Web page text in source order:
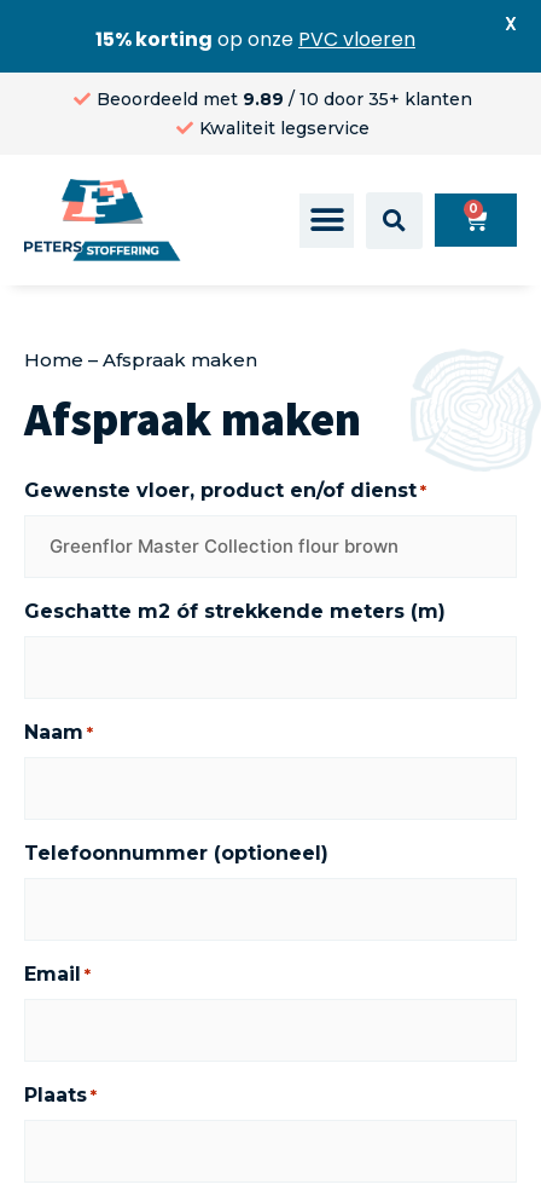
Beoordeeld met 9.89 / 10 door 35+ klanten
Kwaliteit legservice
0
Home – Afspraak maken
Afspraak maken
Gewenste vloer, product en/of dienst *
Geschatte m2 óf strekkende meters (m)
Naam *
Telefoonnummer (optioneel)
Email *
Plaats *
15% korting op onze PVC vloeren
X